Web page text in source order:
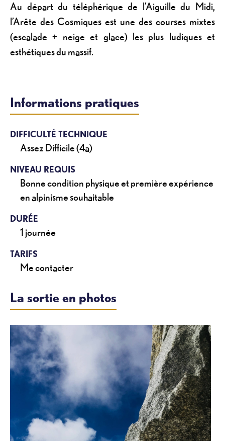
Au départ du téléphérique de l’Aiguille du Midi,
l’Arête des Cosmiques est une des courses mixtes
(escalade + neige et glace) les plus ludiques et
esthétiques du massif.
Informations pratiques
DIFFICULTÉ TECHNIQUE
Assez Difficile (4a)
NIVEAU REQUIS
Bonne condition physique et première expérience
en alpinisme souhaitable
DURÉE
1 journée
TARIFS
Me contacter
La sortie en photos